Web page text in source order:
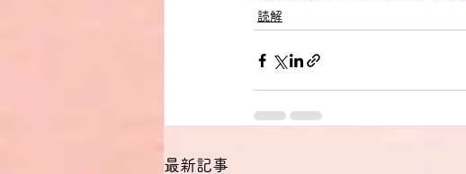
読解
最新記事